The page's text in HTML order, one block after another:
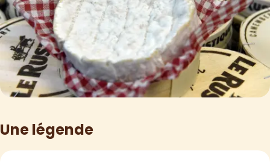
Une légende